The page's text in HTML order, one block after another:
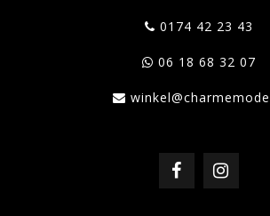
0174 42 23 43
06 18 68 32 07